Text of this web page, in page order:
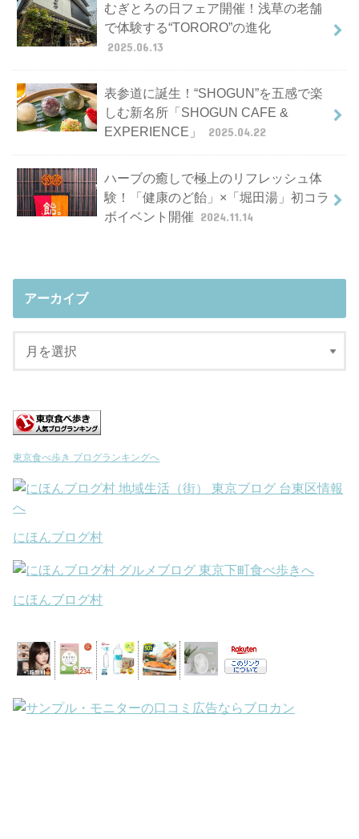
むぎとろの日フェア開催！浅草の老舗
で体験する“TORORO”の進化
2025.06.13
表参道に誕生！“SHOGUN”を五感で楽
しむ新名所「SHOGUN CAFE &
EXPERIENCE」
2025.04.22
ハーブの癒しで極上のリフレッシュ体
験！「健康のど飴」×「堀田湯」初コラ
ボイベント開催 2024.11.14
アーカイブ
東京食べ歩き ブログランキングへ
にほんブログ村
にほんブログ村